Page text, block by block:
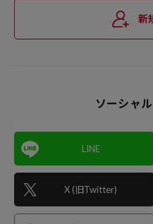
新
ソーシャ
LINE
X (旧Twitter)